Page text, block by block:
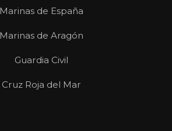
Marinas de España
Marinas de Aragón
Guardia Civil
Cruz Roja del Mar